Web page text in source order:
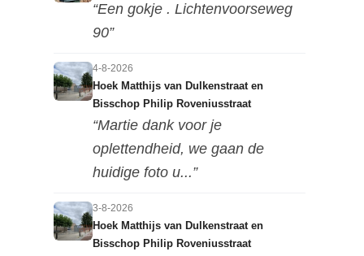
“Een gokje . Lichtenvoorseweg
90”
4-8-2026
Hoek Matthijs van Dulkenstraat en
Bisschop Philip Roveniusstraat
“Martie dank voor je
oplettendheid, we gaan de
huidige foto u...”
3-8-2026
Hoek Matthijs van Dulkenstraat en
Bisschop Philip Roveniusstraat